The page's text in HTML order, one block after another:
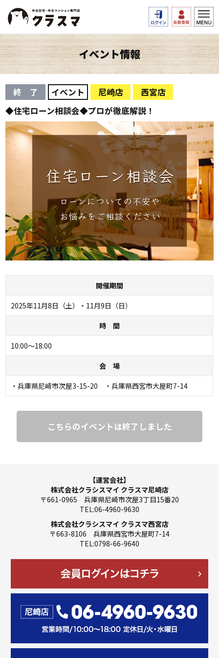
イベント情報
終 了 イベント 尼崎店
西宮店
◆住宅ローン相談会◆プロが徹底解説！
開催期間
2025年11月8日（土）・11月9日（日）
時 間
10:00～18:00
会 場
・兵庫県尼崎市次屋3-15-20 ・兵庫県西宮市大屋町7-14
こちらのイベントは終了しました
【運営会社】
株式会社クラシスマイ クラスマ尼崎店
〒661-0965 兵庫県尼崎市次屋3丁目15番20
TEL:06-4960-9630
株式会社クラシスマイ クラスマ西宮店
〒663-8106 兵庫県西宮市大屋町7-14
TEL:0798-66-9640